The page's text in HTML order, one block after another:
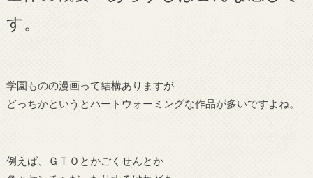
す。
学園ものの漫画って結構ありますが
どっちかというとハートウォーミングな作品が多いですよね。
例えば、ＧＴＯとかごくせんとか